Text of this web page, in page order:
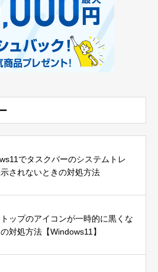
でタスクバーのシステムトレ
されないときの対処方法
ップのアイコンが一時的に黒くな
対処方法【Windows11】